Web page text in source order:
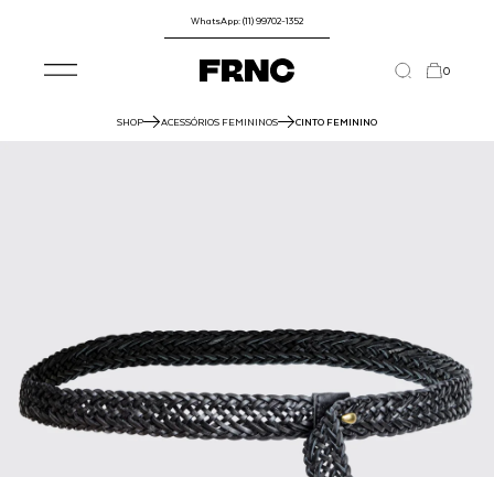
WhatsApp: (11) 99702-1352
0
SHOP ACESSÓRIOS FEMININOS CINTO FEMININO